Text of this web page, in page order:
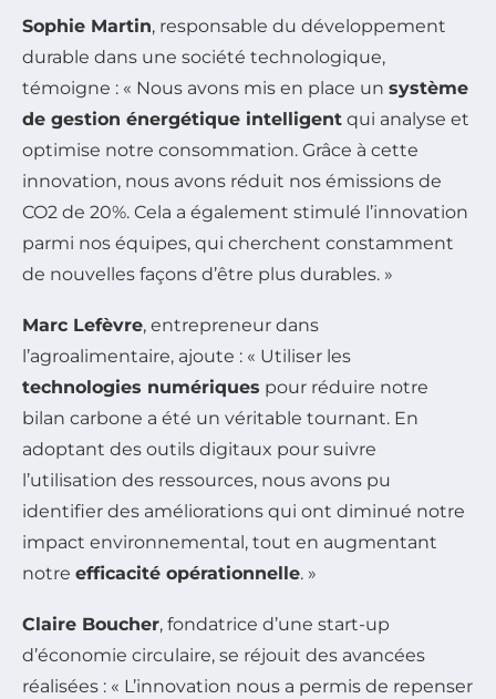
Sophie Martin, responsable du développement
durable dans une société technologique,
témoigne : « Nous avons mis en place un système
de gestion énergétique intelligent qui analyse et
optimise notre consommation. Grâce à cette
innovation, nous avons réduit nos émissions de
CO2 de 20%. Cela a également stimulé l’innovation
parmi nos équipes, qui cherchent constamment
de nouvelles façons d’être plus durables. »
Marc Lefèvre, entrepreneur dans
l’agroalimentaire, ajoute : « Utiliser les
technologies numériques pour réduire notre
bilan carbone a été un véritable tournant. En
adoptant des outils digitaux pour suivre
l’utilisation des ressources, nous avons pu
identifier des améliorations qui ont diminué notre
impact environnemental, tout en augmentant
notre efficacité opérationnelle. »
Claire Boucher, fondatrice d’une start-up
d’économie circulaire, se réjouit des avancées
réalisées : « L’innovation nous a permis de repenser